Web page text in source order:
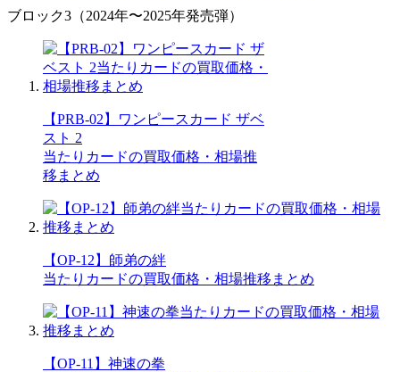
ブロック3（2024年〜2025年発売弾）
【PRB-02】ワンピースカード ザベ
スト 2
当たりカードの買取価格・相場推
移まとめ
【OP-12】師弟の絆
当たりカードの買取価格・相場推移まとめ
【OP-11】神速の拳